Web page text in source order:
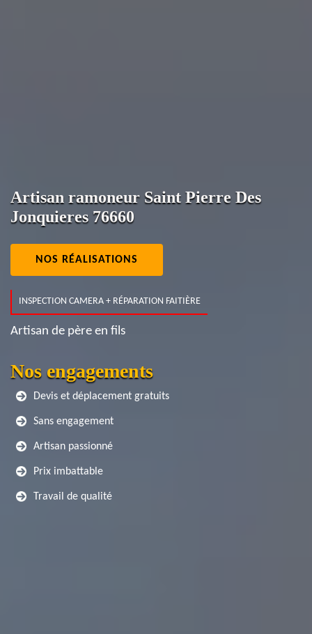
Artisan ramoneur Saint Pierre Des
Jonquieres 76660
NOS RÉALISATIONS
INSPECTION CAMERA + RÉPARATION FAITIÈRE
Artisan de père en fils
Nos engagements
Devis et déplacement gratuits
Sans engagement
Artisan passionné
Prix imbattable
Travail de qualité